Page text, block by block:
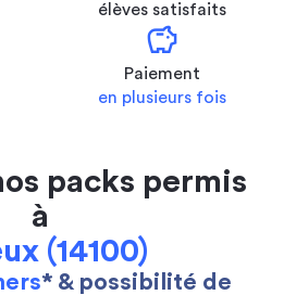
élèves satisfaits
savings
Paiement
en plusieurs fois
packs permis
à
(14100)
* & possibilité de